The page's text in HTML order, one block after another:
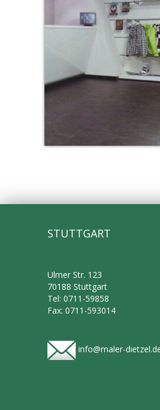
STUTTGART
Ulmer Str. 123
70188 Stuttgart
Tel: 0711-59858
Fax: 0711-593014
info@maler-